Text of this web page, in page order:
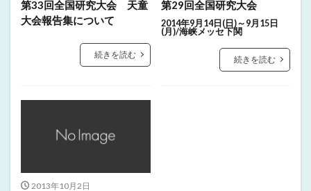
第33回全国研究大会 天童
大会報告集について
続きを読む
第29回全国研究大会
2014年9月14日(日)～9月15日
(月)/海峡メッセ下関
続きを読む
2013年10月2日